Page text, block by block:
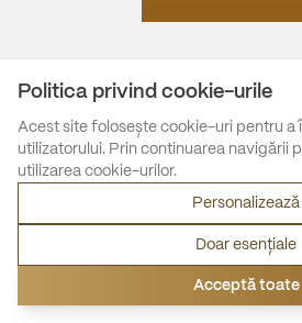
Politica privind cookie-urile
Acest site folosește cookie-uri pentru a
utilizatorului. Prin continuarea navigării
utilizarea cookie-urilor.
Personalizează
Doar esențiale
Acceptă toate